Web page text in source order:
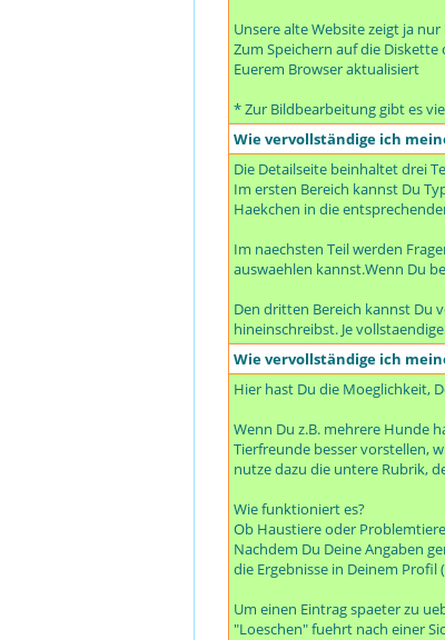
Unsere alte Website zeigt ja
Zum Speichern auf die Diskette
Euerem Browser aktualisiert
* Zur Bildbearbeitung gibt es
Wie vervollständige ich
Die Detailseite beinhaltet drei
Im ersten Bereich kannst Du
Haekchen in die
Im naechsten Teil werden
auswaehlen kannst.Wenn Du
Den dritten Bereich kannst Du
hineinschreibst. Je
Wie vervollständige ich
Hier hast Du die Moeglichkeit,
Wenn Du z.B. mehrere Hunde
Tierfreunde besser vorstellen,
nutze dazu die untere Rubrik,
Wie funktioniert es?
Ob Haustiere oder
Nachdem Du Deine Angaben
die Ergebnisse in Deinem
Um einen Eintrag spaeter zu
"Loeschen" fuehrt nach einer